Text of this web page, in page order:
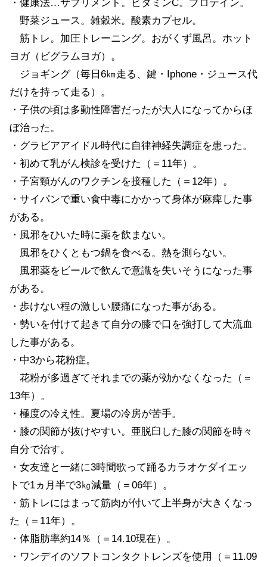
・健康法…サプリメント。ビタミンC。プロテイン。
野菜ジュース。雑穀米。酸素カプセル。
筋トレ。加圧トレーニング。おがくず風呂。ホット
ヨガ（ビグラムヨガ）。
ジョギング（毎日6㎞走る、鍵・Iphone・ジュース代
だけを持って走る）。
・子供の頃は多動性障害だったが大人になってからほ
ぼ治った。
・グラビアアイドル時代に自律神経失調症を患った。
・初めて乳がん検診を受けた（＝11年）。
・子宮頸がんのワクチンを接種した（＝12年）。
・サイパンで重い食中毒にかかって身体が麻痺した事
がある。
・風邪をひいた時に薬を飲まない。
風邪をひくともつ鍋を食べる。熱を測らない。
風邪薬をビールで飲んで意識を失いそうになった事
がある。
・歩けない程の激しい腰痛になった事がある。
・勢いを付けて起きて自分の膝で口を強打して大流血
した事がある。
・中3から花粉症。
花粉が多過ぎてそれまでの薬が効かなくなった（＝
13年）。
・極度の冷え性。夏場の冷房が苦手。
・膝の関節が抜けやすい。亜脱臼した膝の関節を時々
自分で治す。
・女友達と一緒に3時間歌って踊るカラオケダイエッ
トで1ヵ月半で3㎏減量（＝06年）。
・筋トレにはまって筋肉が付いて上半身が大きくなっ
た（＝11年）。
・体脂肪率約14％（＝14.10現在）。
・ワンデイのソフトコンタクトレンズを使用（＝11.09